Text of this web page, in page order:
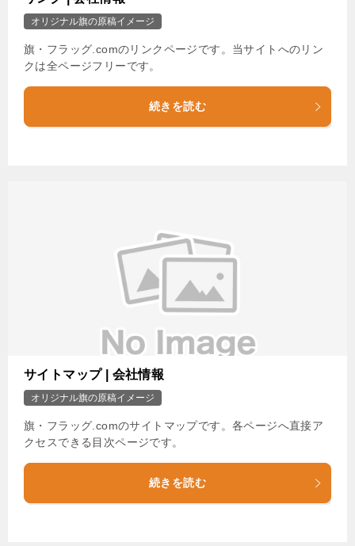
オリジナル旗の原稿イメージ
旗・フラッグ.comのリンクページです。当サイトへのリン
クは全ページフリーです。
続きを読む
サイトマップ | 会社情報
オリジナル旗の原稿イメージ
旗・フラッグ.comのサイトマップです。各ページへ直接ア
クセスできる目次ページです。
続きを読む